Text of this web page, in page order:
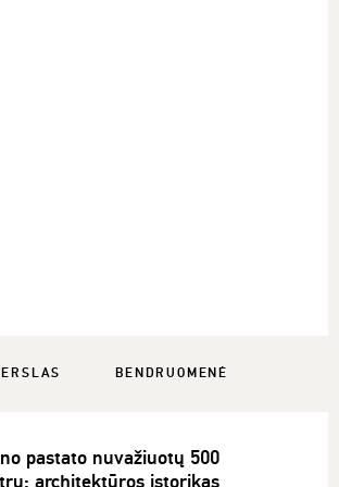
BENDRUOMENĖ
pastato nuvažiuotų 500
architektūros istorikas